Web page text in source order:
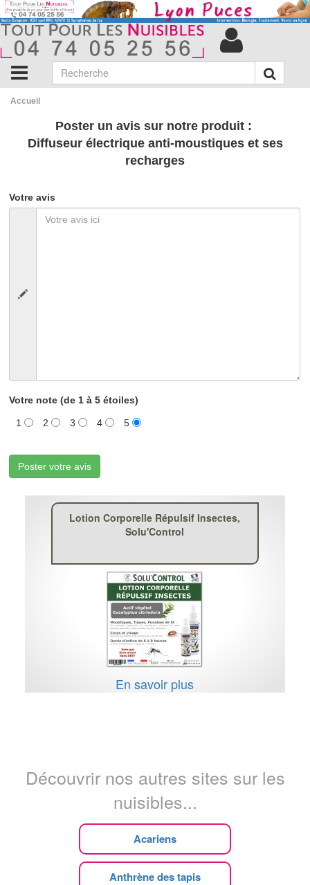
Accueil
Poster un avis sur notre produit :
Diffuseur électrique anti-moustiques et ses
recharges
Votre avis
Votre note (de 1 à 5 étoiles)
1 2 3 4 5
Poster votre avis
Lotion Corporelle Répulsif Insectes,
Solu'Control
En savoir plus
Découvrir nos autres sites sur les
nuisibles...
Acariens
Anthrène des tapis